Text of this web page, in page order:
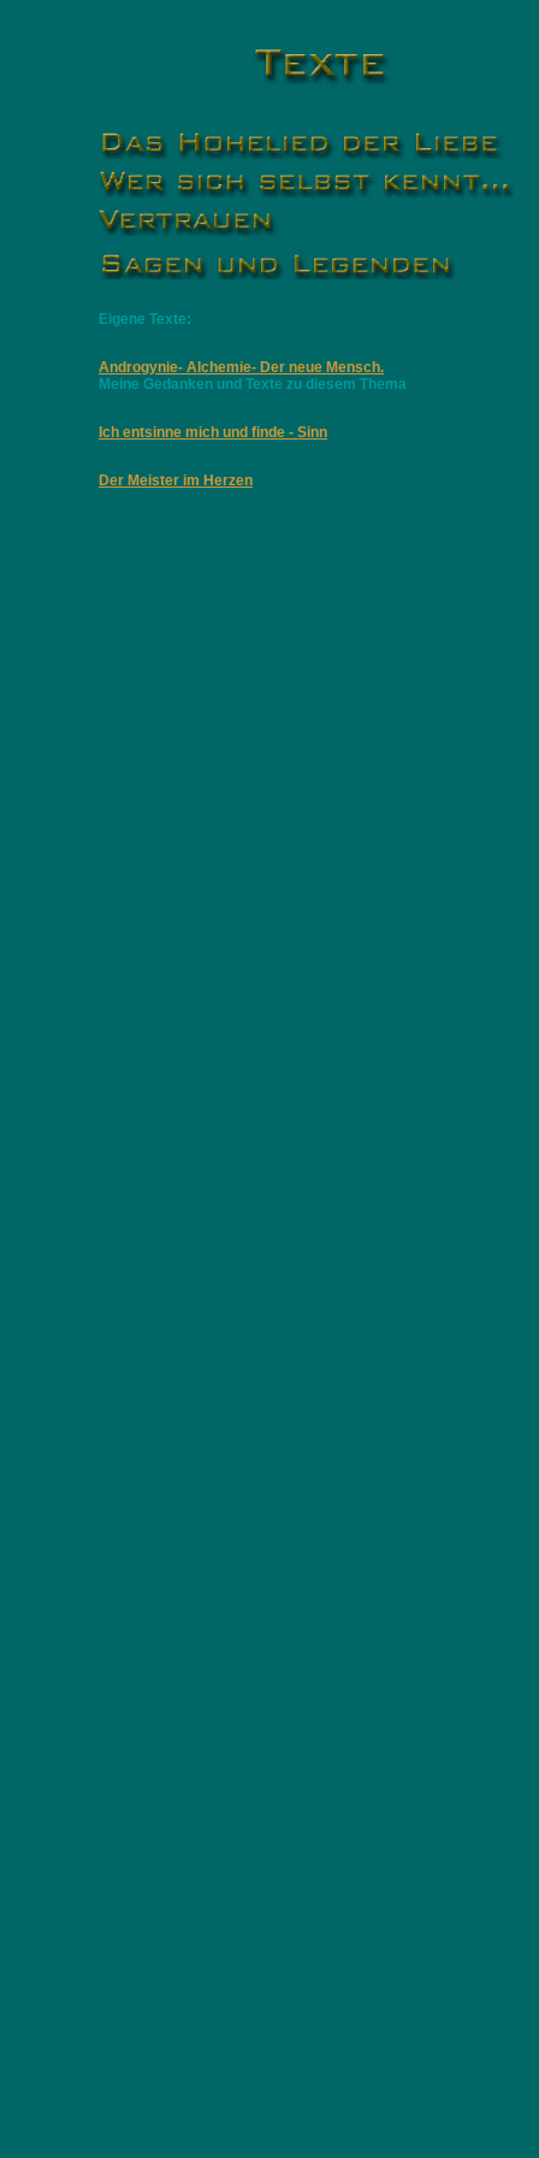
Eigene Texte:
Androgynie- Alchemie- Der neue Mensch.
Meine Gedanken und Texte zu diesem Thema
Ich entsinne mich und finde - Sinn
Der Meister im Herzen